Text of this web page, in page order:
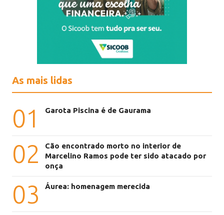
As mais lidas
01 Garota Piscina é de Gaurama
02
Cão encontrado morto no interior de
Marcelino Ramos pode ter sido atacado por
onça
03 Áurea: homenagem merecida